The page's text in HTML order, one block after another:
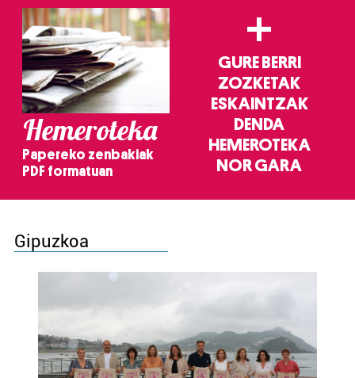
Hemeroteka
Papereko zenbakiak
PDF formatuan
+
GURE BERRI
ZOZKETAK
ESKAINTZAK
DENDA
HEMEROTEKA
NOR GARA
Gipuzkoa